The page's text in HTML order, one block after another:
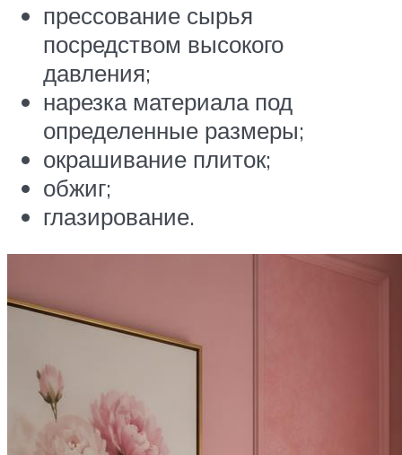
прессование сырья
посредством высокого
давления;
нарезка материала под
определенные размеры;
окрашивание плиток;
обжиг;
глазирование.